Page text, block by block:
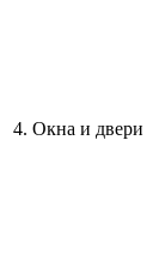
4. Окна и двери